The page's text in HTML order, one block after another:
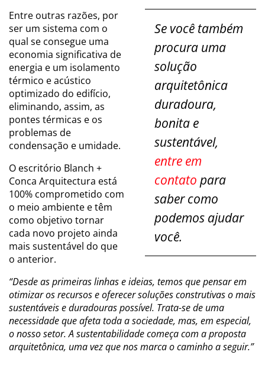
Se você também
procura uma
solução
arquitetônica
duradoura,
bonita e
sustentável,
entre em
contato para
saber como
podemos ajudar
você.
Entre outras razões, por
ser um sistema com o
qual se consegue uma
economia significativa de
energia e um isolamento
térmico e acústico
optimizado do edifício,
eliminando, assim, as
pontes térmicas e os
problemas de
condensação e umidade.
O escritório Blanch +
Conca Arquitectura está
100% comprometido com
o meio ambiente e têm
como objetivo tornar
cada novo projeto ainda
mais sustentável do que
o anterior.
“Desde as primeiras linhas e ideias, temos que pensar em
otimizar os recursos e oferecer soluções construtivas o mais
sustentáveis e duradouras possível. Trata-se de uma
necessidade que afeta toda a sociedade, mas, em especial,
o nosso setor. A sustentabilidade começa com a proposta
arquitetônica, uma vez que nos marca o caminho a seguir.”